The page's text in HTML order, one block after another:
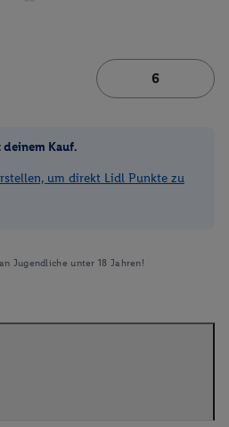
Kauf.
um direkt Lidl Punkte zu
Jugendliche unter 18 Jahren!